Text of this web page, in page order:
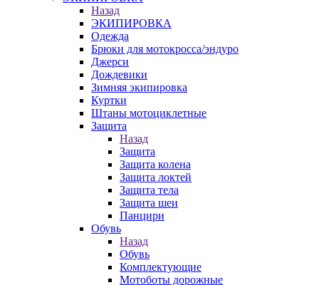
Назад
ЭКИПИРОВКА
Одежда
Брюки для мотокросса/эндуро
Джерси
Дождевики
Зимняя экипировка
Куртки
Штаны мотоциклетные
Защита
Назад
Защита
Защита колена
Защита локтей
Защита тела
Защита шеи
Панцири
Обувь
Назад
Обувь
Комплектующие
Мотоботы дорожные